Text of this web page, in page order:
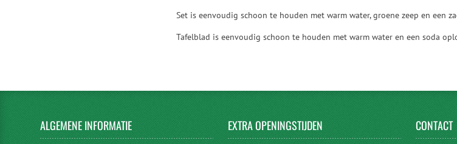
Set is eenvoudig schoon te houden met warm water, groene zeep en een
Tafelblad is eenvoudig schoon te houden met warm water en een soda
ALGEMENEINFORMATIE EXTRAOPENINGSTIJDEN CONTACT